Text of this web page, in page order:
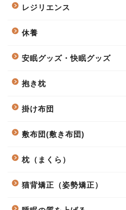
レジリエンス
休養
安眠グッズ・快眠グッズ
抱き枕
掛け布団
敷布団(敷き布団)
枕（まくら）
猫背矯正（姿勢矯正）